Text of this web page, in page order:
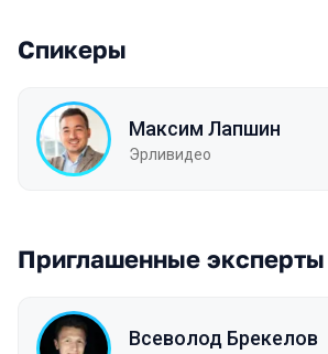
Спикеры
Максим Лапшин
Эрливидео
Приглашенные эксперты
Всеволод Брекелов